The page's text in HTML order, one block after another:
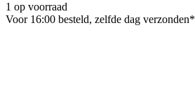
1 op voorraad
Voor 16:00 besteld, zelfde dag verzonden*